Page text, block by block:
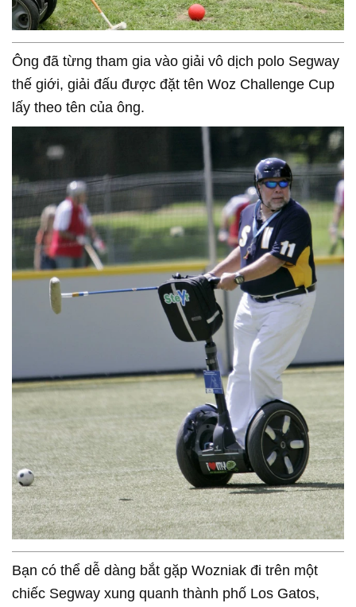
Ông đã từng tham gia vào giải vô dịch polo Segway
thế giới, giải đấu được đặt tên Woz Challenge Cup
lấy theo tên của ông.
Bạn có thể dễ dàng bắt gặp Wozniak đi trên một
chiếc Segway xung quanh thành phố Los Gatos,